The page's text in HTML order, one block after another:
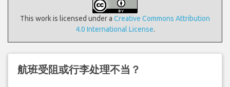
This work is licensed under a Creative Commons Attribution
4.0 International License.
航班受阻或行李处理不当？